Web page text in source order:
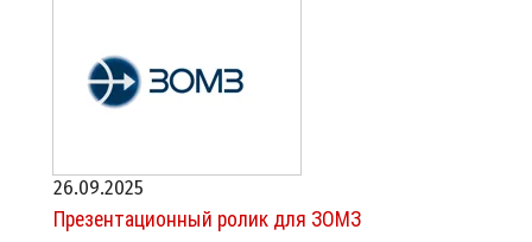
26.09.2025
Презентационный ролик для ЗОМЗ